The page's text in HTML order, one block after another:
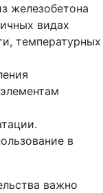
железобетона
видах
температурных
в
важно